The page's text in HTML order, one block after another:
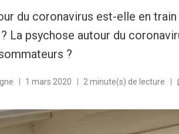
du coronavirus est-elle en
La psychose autour du
?
1 mars 2020 2 minute(s) de lecture